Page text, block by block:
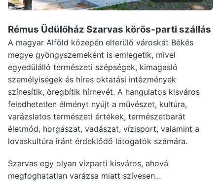
Rémus Üdülőház Szarvas körös-parti szállás
A magyar Alföld közepén elterülő városkát Békés
megye gyöngyszemeként is emlegetik, mivel
egyedülálló természeti szépségek, kimagasló
személyiségek és híres oktatási intézmények
színesítik, öregbítik hírnevét. A hangulatos kisváros
feledhetetlen élményt nyújt a művészet, kultúra,
varázslatos természeti értékek, természetbarát
életmód, horgászat, vadászat, vízisport, valamint a
lovaskultúra iránt érdeklődő látogatók számára.
Szarvas egy olyan vízparti kisváros, ahová
megfoghatatlan varázsa miatt szívesen...